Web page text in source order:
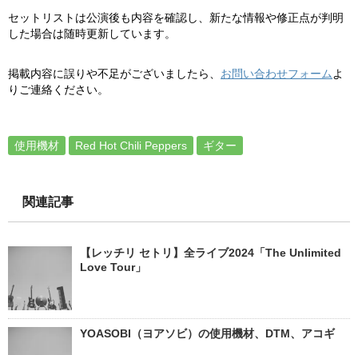
セットリストは公演後も内容を確認し、新たな情報や修正点が判明
した場合は随時更新しています。
掲載内容に誤りや不足がございましたら、 お問い合わせフォームよ
りご連絡ください。
使用機材 Red Hot Chili Peppers ギター
関連記事
【レッチリ セトリ】全ライブ2024「The Unlimited
Love Tour」
YOASOBI（ヨアソビ）の使用機材、DTM、アコギ